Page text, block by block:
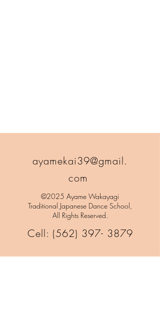
ayamekai39@gmail.
com
©2025 Ayame Wakayagi
Traditional Japanese Dance School,
All Rights Reserved.
Cell: (562) 397- 3879